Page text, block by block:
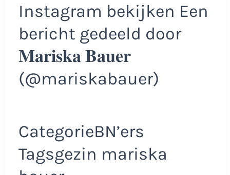
Instagram bekijken Een
bericht gedeeld door
𝐌𝐚𝐫𝐢𝐬𝐤𝐚 𝐁𝐚𝐮𝐞𝐫
(@mariskabauer)
CategorieBN’ers
Tagsgezin mariska